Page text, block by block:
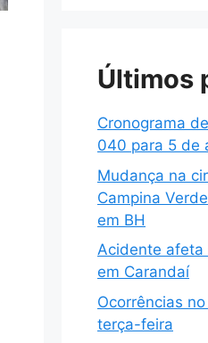
Últimos
Cronograma
040 para 5 de
Mudança na
Campina
em BH
Acidente afeta
em Carandaí
Ocorrências
terça-feira